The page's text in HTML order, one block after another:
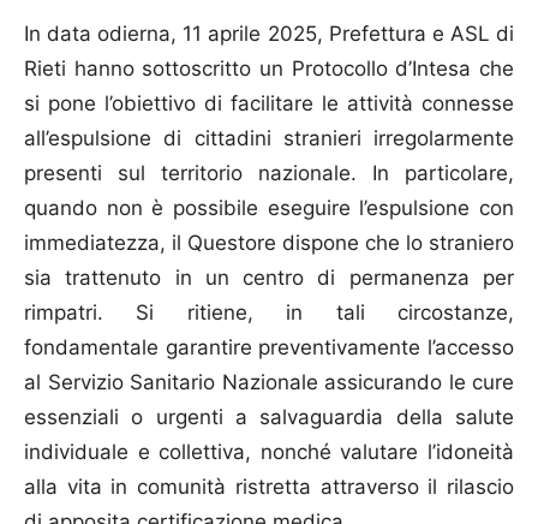
In data odierna, 11 aprile 2025, Prefettura e ASL di
Rieti hanno sottoscritto un Protocollo d’Intesa che
si pone l’obiettivo di facilitare le attività connesse
all’espulsione di cittadini stranieri irregolarmente
presenti sul territorio nazionale. In particolare,
quando non è possibile eseguire l’espulsione con
immediatezza, il Questore dispone che lo straniero
sia trattenuto in un centro di permanenza per
rimpatri. Si ritiene, in tali circostanze,
fondamentale garantire preventivamente l’accesso
al Servizio Sanitario Nazionale assicurando le cure
essenziali o urgenti a salvaguardia della salute
individuale e collettiva, nonché valutare l’idoneità
alla vita in comunità ristretta attraverso il rilascio